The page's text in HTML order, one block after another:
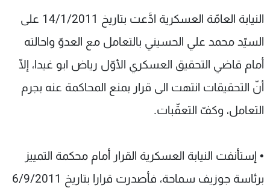
النيابة العامّة العسكرية ادَّعت بتاريخ 14/1/2011 على
السيّد محمد علي الحسيني بالتعامل مع العدوّ واحالته
أمام قاضي التحقيق العسكري الأوّل رياض ابو غيدا، إلّا
أنّ التحقيقات انتهت الى قرار بمنع المحاكمة عنه بجرم
التعامل، وكفّ التعقّبات.
• إستأنفت النيابة العسكرية القرار أمام محكمة التمييز
برئاسة جوزيف سماحة، فأصدرت قرارا بتاريخ 6/9/2011